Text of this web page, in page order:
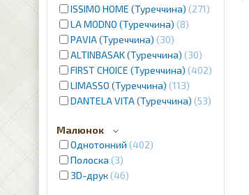
ISSIMO HOME (Туреччина) 271
LA MODNO (Туреччина) 8
PAVIA (Туреччина) 30
ALTINBASAK (Туреччина) 30
FIRST CHOICE (Туреччина) 402
LIMASSO (Туреччина) 113
DANTELA VITA (Туреччина) 53
Малюнок
Однотонний 402
Полоска 3
3D-друк 46